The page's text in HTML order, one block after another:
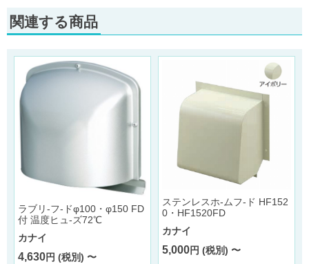
関連する商品
ラブリ-フ-ドφ100・φ150 FD
付 温度ヒュ-ズ72℃
カナイ
4,630円 (税別) 〜
ステンレスホ-ムフ-ド HF152
0・HF1520FD
カナイ
5,000円 (税別) 〜